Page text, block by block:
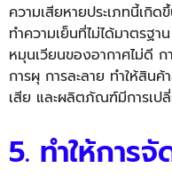
ความเสียหายประเภทนี้เกิ
ทำความเย็นที่ไม่ได้มาตรฐ
หมุนเวียนของอากาศไม่ดี
การผุ การละลาย ทำให้สินค้
เสีย และผลิตภัณฑ์มีการเป
5. ทำให้การ